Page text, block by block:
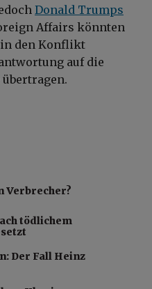
Donald Trumps
Affairs könnten
in den Konflikt
auf die
Verbrecher?
tödlichem
Der Fall Heinz